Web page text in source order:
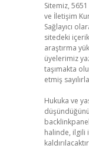
Sitemiz,
ve İletişim
Sağlayıcı
sitedeki
araştırma
üyelerimiz
taşımakta
etmiş
Hukuka ve
halinde, ilgili